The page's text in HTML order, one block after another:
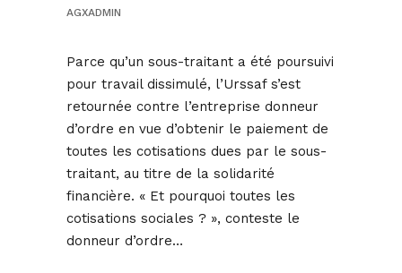
AGXADMIN
Parce qu’un sous-traitant a été poursuivi
pour travail dissimulé, l’Urssaf s’est
retournée contre l’entreprise donneur
d’ordre en vue d’obtenir le paiement de
toutes les cotisations dues par le sous-
traitant, au titre de la solidarité
financière. « Et pourquoi toutes les
cotisations sociales ? », conteste le
donneur d’ordre…